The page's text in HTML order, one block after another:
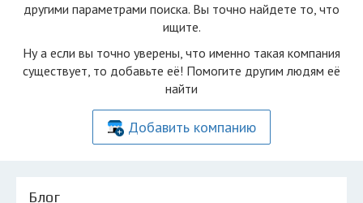
другими параметрами поиска. Вы точно найдете то, что
ищите.
Ну а если вы точно уверены, что именно такая компания
существует, то добавьте её! Помогите другим людям её
найти
Добавить компанию
Блог